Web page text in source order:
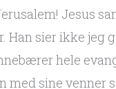
Jesus
Han sier ikke jeg
hele
med sine venner